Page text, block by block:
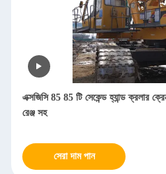
এক্সজিসি 85 85 টি সেকেন্ড হ্যান্ড ক্রলার
রেঞ্জ সহ
সেরা দাম পান